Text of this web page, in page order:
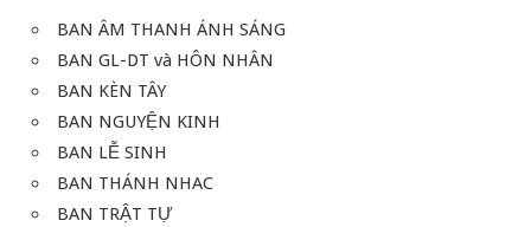
BAN ÂM THANH ÁNH SÁNG
BAN GL-DT và HÔN NHÂN
BAN KÈN TÂY
BAN NGUYỆN KINH
BAN LỄ SINH
BAN THÁNH NHAC
BAN TRẬT TỰ